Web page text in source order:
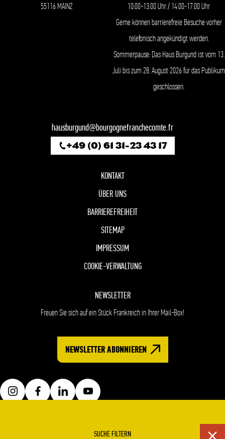
SUCHE FILTERN
55116 MAINZ
10:00-13:00 Uhr / 14:00-17:00 Uhr
Gerne können barrierefreie Besuche vorher
telefonisch angekündigt werden.
Sommerpause: Das Haus Burgund ist vom 13.
Juli bis zum 28. August 2026 für das Publikum
geschlossen.
hausburgund@bourgognefranchecomte.fr
+49 (0) 61 31-23 43 17
KONTAKT
ÜBER UNS
BARRIEREFREIHEIT
SITEMAP
IMPRESSUM
COOKIE-VERWALTUNG
NEWSLETTER
Freuen Sie sich auf ein Stück Frankreich in Ihrer Mail-Box!
NEWSLETTER ABONNIEREN
Web-Entwicklung Koredge